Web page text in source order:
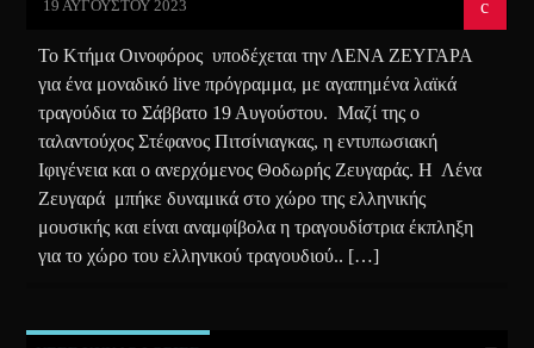
19 ΑΥΓΟΎΣΤΟΥ 2023
Το Κτήμα Οινοφόρος υποδέχεται την ΛΕΝΑ ΖΕΥΓΑΡΑ
για ένα μοναδικό live πρόγραμμα, με αγαπημένα λαϊκά
τραγούδια το Σάββατο 19 Αυγούστου. Mαζί της ο
ταλαντούχος Στέφανος Πιτσίνιαγκας, η εντυπωσιακή
Ιφιγένεια και ο ανερχόμενος Θοδωρής Ζευγαράς. Η Λένα
Ζευγαρά μπήκε δυναμικά στο χώρο της ελληνικής
μουσικής και είναι αναμφίβολα η τραγουδίστρια έκπληξη
για το χώρο του ελληνικού τραγουδιού.. […]